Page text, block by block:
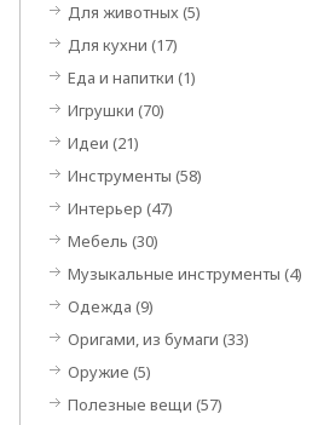
Для животных(5)
Для кухни (17)
Еда и напитки (1)
Игрушки (70)
Идеи (21)
Инструменты (58)
Интерьер (47)
Мебель (30)
Музыкальные инструменты (4)
Одежда (9)
Оригами, из бумаги (33)
Оружие (5)
Полезные вещи (57)